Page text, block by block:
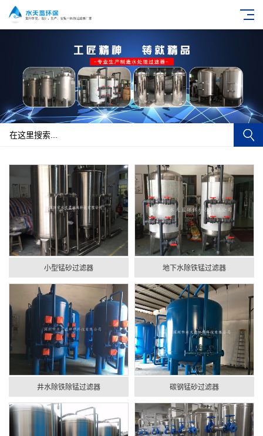
小型锰砂过滤器 地下水除铁锰过滤器
井水除铁除锰过滤器 碳钢锰砂过滤器